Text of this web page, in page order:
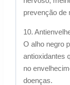
prevenção de
10.
O alho negro
antioxidantes
no
doenças.